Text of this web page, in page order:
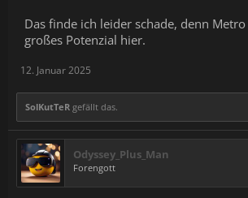
Das finde ich leider schade, denn
großes Potenzial hier.
12. Januar 2025
SolKutTeR gefällt das.
Odyssey_Plus_Man
Forengott